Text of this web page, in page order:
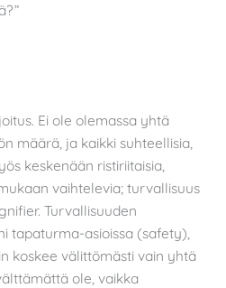
Ei ole olemassa yhtä
määrä, ja kaikki suhteellisia,
keskenään ristiriitaisia,
vaihtelevia; turvallisuus
Turvallisuuden
tapaturma-asioissa (safety),
koskee välittömästi vain yhtä
ole, vaikka